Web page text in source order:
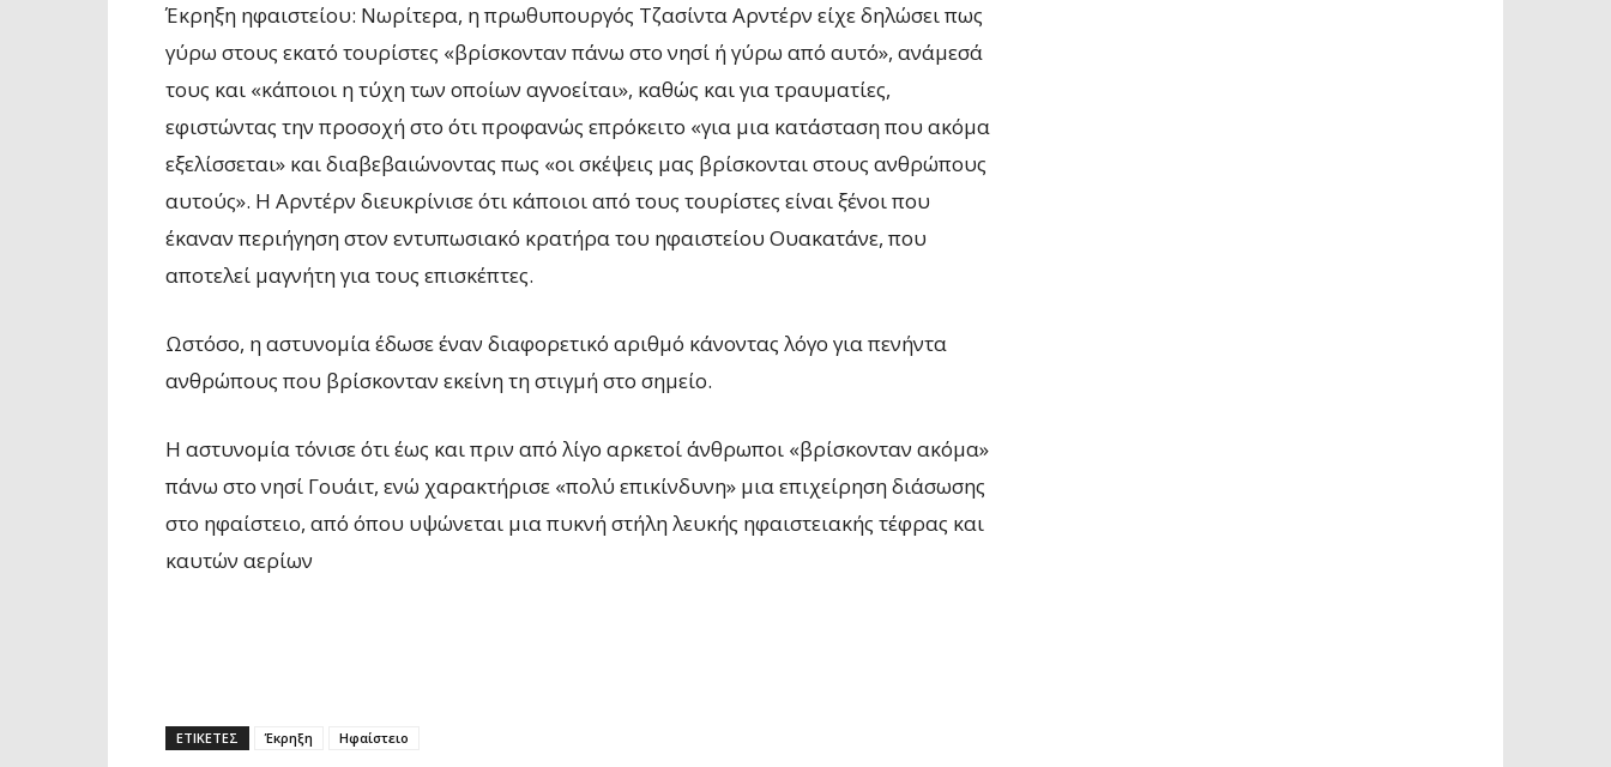
Έκρηξη ηφαιστείου: Nωρίτερα, η πρωθυπουργός Τζασίντα Αρντέρν είχε δηλώσει πως
γύρω στους εκατό τουρίστες «βρίσκονταν πάνω στο νησί ή γύρω από αυτό», ανάμεσά
τους και «κάποιοι η τύχη των οποίων αγνοείται», καθώς και για τραυματίες,
εφιστώντας την προσοχή στο ότι προφανώς επρόκειτο «για μια κατάσταση που ακόμα
εξελίσσεται» και διαβεβαιώνοντας πως «οι σκέψεις μας βρίσκονται στους ανθρώπους
αυτούς». Η Αρντέρν διευκρίνισε ότι κάποιοι από τους τουρίστες είναι ξένοι που
έκαναν περιήγηση στον εντυπωσιακό κρατήρα του ηφαιστείου Ουακατάνε, που
αποτελεί μαγνήτη για τους επισκέπτες.
Ωστόσο, η αστυνομία έδωσε έναν διαφορετικό αριθμό κάνοντας λόγο για πενήντα
ανθρώπους που βρίσκονταν εκείνη τη στιγμή στο σημείο.
Η αστυνομία τόνισε ότι έως και πριν από λίγο αρκετοί άνθρωποι «βρίσκονταν ακόμα»
πάνω στο νησί Γουάιτ, ενώ χαρακτήρισε «πολύ επικίνδυνη» μια επιχείρηση διάσωσης
στο ηφαίστειο, από όπου υψώνεται μια πυκνή στήλη λευκής ηφαιστειακής τέφρας και
καυτών αερίων
ΕΤΙΚΕΤΕΣ Έκρηξη Ηφαίστειο